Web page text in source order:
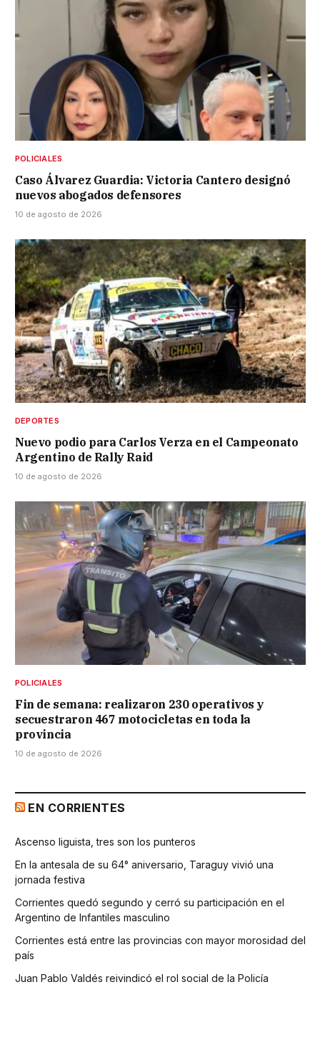
POLICIALES
Caso Álvarez Guardia: Victoria Cantero designó
nuevos abogados defensores
10 de agosto de 2026
DEPORTES
Nuevo podio para Carlos Verza en el Campeonato
Argentino de Rally Raid
10 de agosto de 2026
POLICIALES
Fin de semana: realizaron 230 operativos y
secuestraron 467 motocicletas en toda la
provincia
10 de agosto de 2026
EN CORRIENTES
Ascenso liguista, tres son los punteros
En la antesala de su 64° aniversario, Taraguy vivió una
jornada festiva
Corrientes quedó segundo y cerró su participación en el
Argentino de Infantiles masculino
Corrientes está entre las provincias con mayor morosidad del
país
Juan Pablo Valdés reivindicó el rol social de la Policía